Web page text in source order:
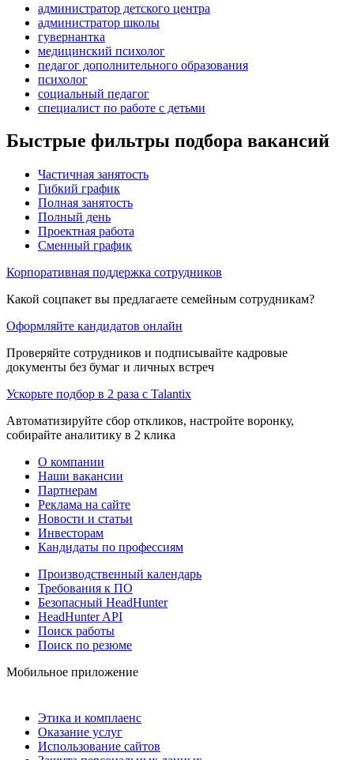
администратор детского центра
администратор школы
гувернантка
медицинский психолог
педагог дополнительного образования
психолог
социальный педагог
специалист по работе с детьми
Быстрые фильтры подбора вакансий
Частичная занятость
Гибкий график
Полная занятость
Полный день
Проектная работа
Сменный график
Корпоративная поддержка сотрудников
Какой соцпакет вы предлагаете семейным сотрудникам?
Оформляйте кандидатов онлайн
Проверяйте сотрудников и подписывайте кадровые
документы без бумаг и личных встреч
Ускорьте подбор в 2 раза с Talantix
Автоматизируйте сбор откликов, настройте воронку,
собирайте аналитику в 2 клика
О компании
Наши вакансии
Партнерам
Реклама на сайте
Новости и статьи
Инвесторам
Кандидаты по профессиям
Производственный календарь
Требования к ПО
Безопасный HeadHunter
HeadHunter API
Поиск работы
Поиск по резюме
Мобильное приложение
Этика и комплаенс
Оказание услуг
Использование сайтов